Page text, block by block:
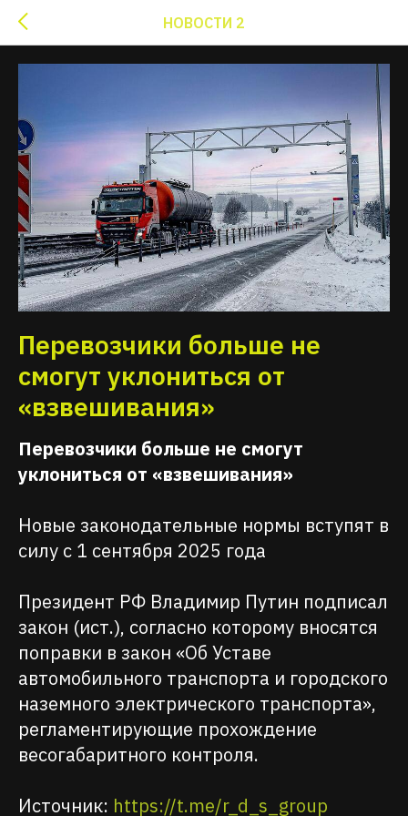
НОВОСТИ 2
Перевозчики больше не
смогут уклониться от
«взвешивания»
Перевозчики больше не смогут
уклониться от «взвешивания»
Новые законодательные нормы вступят в
силу с 1 сентября 2025 года
Президент РФ Владимир Путин подписал
закон (ист.), согласно которому вносятся
поправки в закон «Об Уставе
автомобильного транспорта и городского
наземного электрического транспорта»,
регламентирующие прохождение
весогабаритного контроля.
Источник: https://t.me/r_d_s_group